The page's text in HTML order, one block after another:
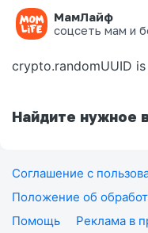
МамЛайф
соцсеть мам и
Ошибка на
crypto.randomUUID
Найдите нужное
Соглашение с
Положение об
Помощь
Реклама в